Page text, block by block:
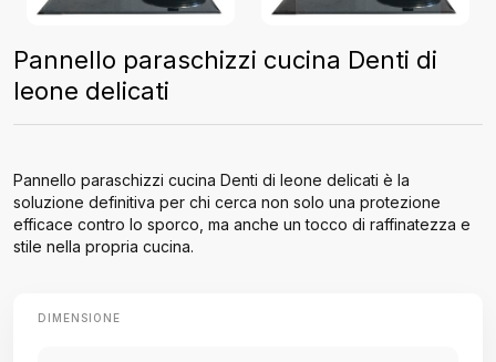
Pannello paraschizzi cucina Denti di
leone delicati
Pannello paraschizzi cucina Denti di leone delicati è la
soluzione definitiva per chi cerca non solo una protezione
efficace contro lo sporco, ma anche un tocco di raffinatezza e
stile nella propria cucina.
DIMENSIONE